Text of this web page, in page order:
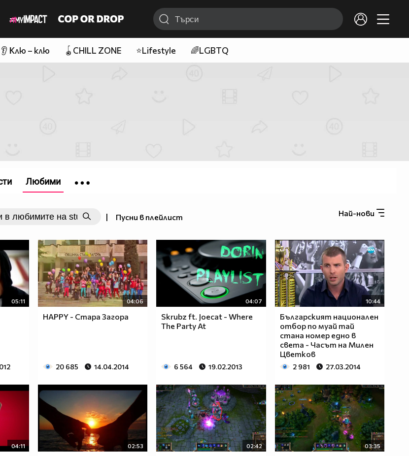
👂 Клю – клю 🪀CHILL ZONE ⭐Lifestyle 🌈LGBTQ
| Пусни в плейлист Най-нови
05:11 04:06
HAPPY - Стара Загора
20 685 14.04.2014
04:07
Skrubz ft. Joecat - Where
The Party At
6 564 19.02.2013
10:44
Българският национален
отбор по муай тай
стана номер едно в
света - Часът на Милен
Цветков
2 981 27.03.2014
04:11 02:53 02:42 03:35
Любими